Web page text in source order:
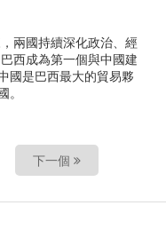
兩國持續深化政治、經
西成為第一個與中國建
國是巴西最大的貿易夥
下一個